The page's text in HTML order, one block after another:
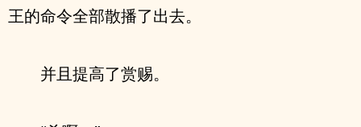
王的命令全部散播了出去。
并且提高了赏赐。